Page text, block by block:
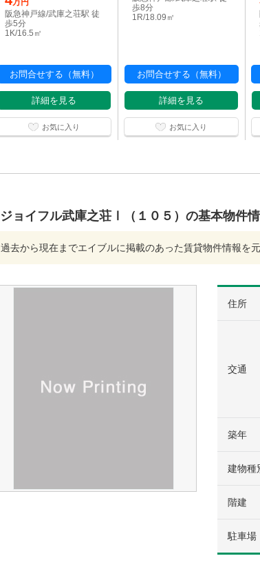
万円
阪急神戸線/武庫之荘駅 徒
歩5分
1K/16.5㎡
お問合せする（無料）
詳細を見る
お気に入り
歩8分
1R/18.09㎡
お問合せする（無料）
詳細を見る
お気に入り
ジョイフル武庫之荘Ⅰ（１０５）の基本物件
過去から現在までエイブルに掲載のあった賃貸物件情報を
住所
交通
築年
建物種
階建
駐車場